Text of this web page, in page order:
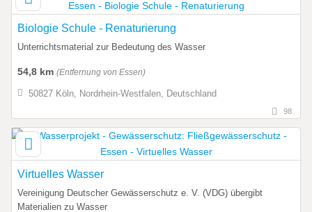
Biologie Schule - Renaturierung
Unterrichtsmaterial zur Bedeutung des Wasser
54,8 km (Entfernung von Essen)
50827 Köln, Nordrhein-Westfalen, Deutschland
98
Virtuelles Wasser
Vereinigung Deutscher Gewässerschutz e. V. (VDG) übergibt
Materialien zu Wasser